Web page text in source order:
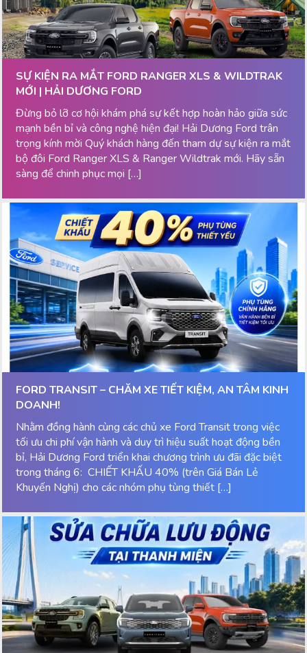
SỰ KIỆN RA MẮT FORD RANGER XLS & WILDTRAK
MỚI | HẢI DƯƠNG FORD
Đừng bỏ lỡ cơ hội khám phá sự kết hợp hoàn hảo giữa sức
mạnh bền bỉ và công nghệ hiện đại! Hải Dương Ford trân
trọng kính mời Quý khách hàng đến tham dự sự kiện ra mắt
bộ đôi Ford Ranger XLS & Ranger Wildtrak mới. Hãy sẵn
sàng để chinh phục mọi […]
FORD TRANSIT – CHĂM XE TIẾT KIỆM, AN TÂM KINH
DOANH!
Nhằm đồng hành cùng các chủ xe Ford Transit trong việc
tối ưu chi phí vận hành và duy trì hiệu suất hoạt động bền
bỉ, Hải Dương Ford triển khai chương trình ưu đãi đặc biệt
trong tháng 6: CHIẾT KHẤU 40% (trên Giá Bán Lẻ
Khuyến Nghị) cho các nhóm phụ tùng thiết […]